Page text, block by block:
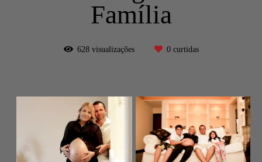
Família
628visualizações 0curtidas